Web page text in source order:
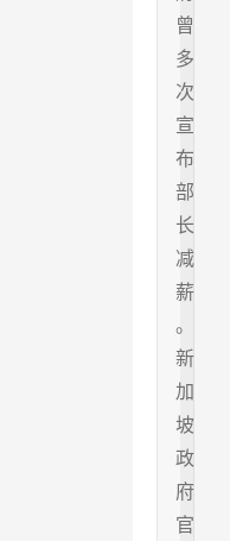
曾
多
次
宣
布
部
长
减
薪
。
新
加
坡
政
府
官